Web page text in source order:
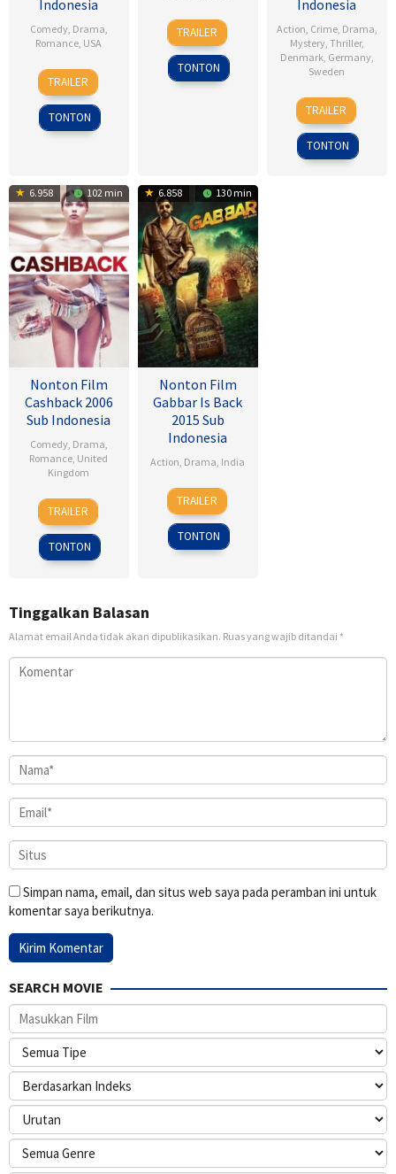
Indonesia
Comedy, Drama,
Romance, USA
6
Feb
2009
Ken
Kwapis
TRAILER
TONTON
8
Feb
2007
Brian
Robbins
TRAILER
TONTON
Indonesia
Action, Crime, Drama,
Mystery, Thriller,
Denmark, Germany,
Sweden
18
Sep
2009
Daniel
Alfredson
TRAILER
TONTON
6.958 102 min
Nonton Film
Cashback 2006
Sub Indonesia
Comedy, Drama,
Romance, United
Kingdom
17
Jan
2007
Sean
Ellis
TRAILER
TONTON
6.858 130 min
Nonton Film
Gabbar Is Back
2015 Sub
Indonesia
Action, Drama, India
1
May
2015
Radha
Krishna
Jagarlamudi
TRAILER
TONTON
Tinggalkan Balasan
Alamat email Anda tidak akan dipublikasikan. Ruas yang wajib ditandai *
Simpan nama, email, dan situs web saya pada peramban ini untuk
komentar saya berikutnya.
SEARCH MOVIE